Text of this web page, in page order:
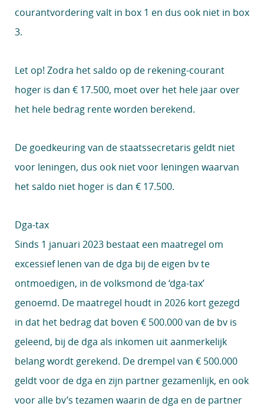
courantvordering valt in box 1 en dus ook niet in box
3.
Let op! Zodra het saldo op de rekening-courant
hoger is dan € 17.500, moet over het hele jaar over
het hele bedrag rente worden berekend.
De goedkeuring van de staatssecretaris geldt niet
voor leningen, dus ook niet voor leningen waarvan
het saldo niet hoger is dan € 17.500.
Dga-tax
Sinds 1 januari 2023 bestaat een maatregel om
excessief lenen van de dga bij de eigen bv te
ontmoedigen, in de volksmond de ‘dga-tax’
genoemd. De maatregel houdt in 2026 kort gezegd
in dat het bedrag dat boven € 500.000 van de bv is
geleend, bij de dga als inkomen uit aanmerkelijk
belang wordt gerekend. De drempel van € 500.000
geldt voor de dga en zijn partner gezamenlijk, en ook
voor alle bv’s tezamen waarin de dga en de partner